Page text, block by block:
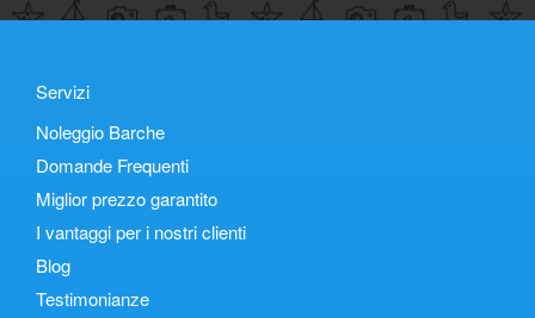
Servizi
Noleggio Barche
Domande Frequenti
Miglior prezzo garantito
I vantaggi per i nostri clienti
Blog
Testimonianze